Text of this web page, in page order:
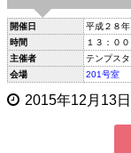
開催日
平成２８
時間
１３：０
主催者
テンプス
会場
201号室
2015年12月13日